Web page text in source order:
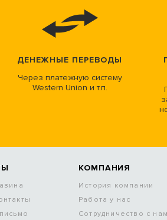
ДЕНЕЖНЫЕ ПЕРЕВОДЫ
Через платежную систему
Western Union и т.п.
КОМПАНИЯ
История компании
Работа у нас
Сотрудничество с